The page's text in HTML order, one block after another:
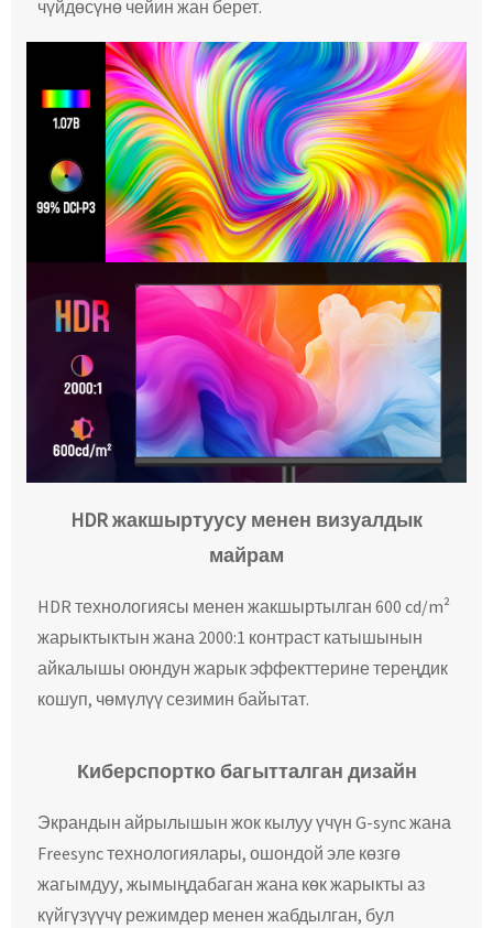
чүйдөсүнө чейин жан берет.
HDR жакшыртуусу менен визуалдык
майрам
HDR технологиясы менен жакшыртылган 600 cd/m²
жарыктыктын жана 2000:1 контраст катышынын
айкалышы оюндун жарык эффекттерине тереңдик
кошуп, чөмүлүү сезимин байытат.
Киберспортко багытталган дизайн
Экрандын айрылышын жок кылуу үчүн G-sync жана
Freesync технологиялары, ошондой эле көзгө
жагымдуу, жымыңдабаган жана көк жарыкты аз
күйгүзүүчү режимдер менен жабдылган, бул